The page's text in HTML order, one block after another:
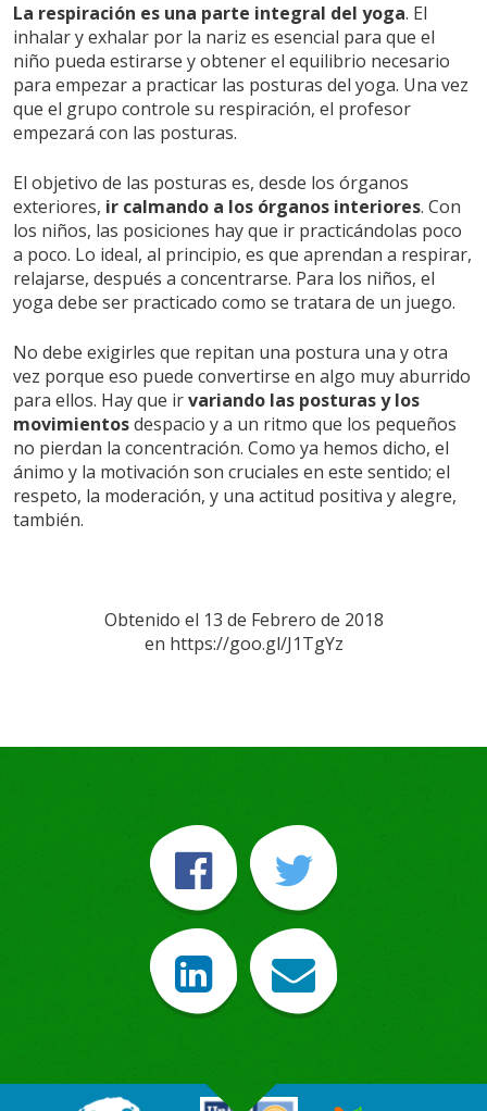
La respiración es una parte integral del yoga. El
inhalar y exhalar por la nariz es esencial para que el
niño pueda estirarse y obtener el equilibrio necesario
para empezar a practicar las posturas del yoga. Una vez
que el grupo controle su respiración, el profesor
empezará con las posturas.
El objetivo de las posturas es, desde los órganos
exteriores, ir calmando a los órganos interiores. Con
los niños, las posiciones hay que ir practicándolas poco
a poco. Lo ideal, al principio, es que aprendan a respirar,
relajarse, después a concentrarse. Para los niños, el
yoga debe ser practicado como se tratara de un juego.
No debe exigirles que repitan una postura una y otra
vez porque eso puede convertirse en algo muy aburrido
para ellos. Hay que irvariando las posturas y los
movimientosdespacio y a un ritmo que los pequeños
no pierdan la concentración. Como ya hemos dicho, el
ánimo y la motivación son cruciales en este sentido; el
respeto, la moderación, y una actitud positiva y alegre,
también.
Obtenido el 13 de Febrero de 2018
en https://goo.gl/J1TgYz